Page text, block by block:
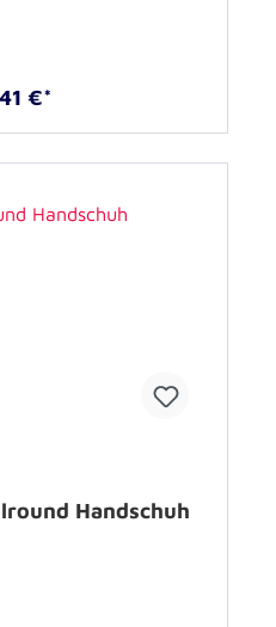
€*
Handschuh